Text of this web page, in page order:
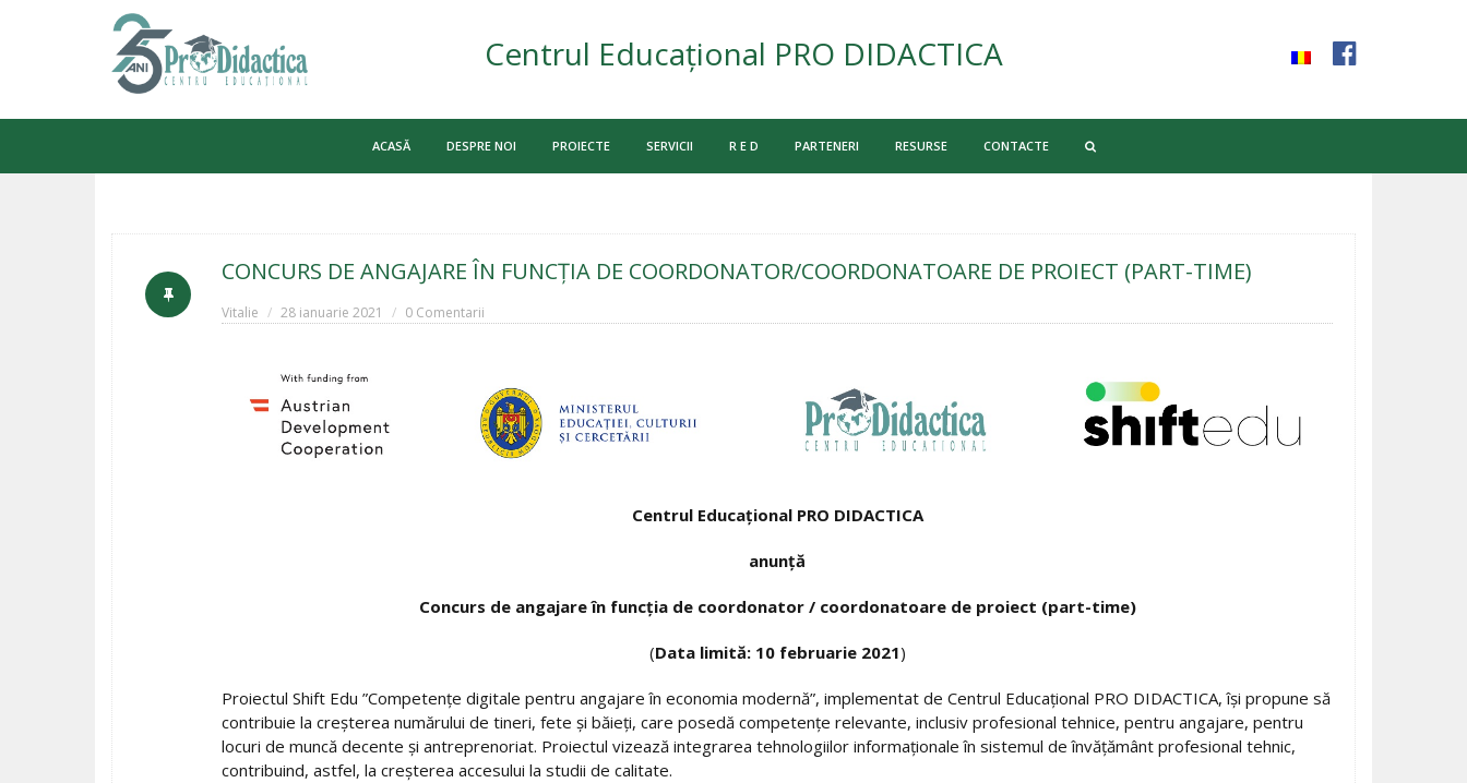
Centrul Educațional PRO DIDACTICA
ACASĂ DESPRE NOI PROIECTE SERVICII R E D PARTENERI RESURSE CONTACTE
CONCURS DE ANGAJARE ÎN FUNCȚIA DE COORDONATOR/COORDONATOARE DE PROIECT (PART-TIME)
Vitalie 28 ianuarie 2021 0 Comentarii
Centrul Educațional PRO DIDACTICA
anunță
Concurs de angajare în funcția de coordonator / coordonatoare de proiect (part-time)
(Data limită: 10februarie 2021)
Proiectul Shift Edu ”Competențe digitale pentru angajare în economia modernă”, implementat de Centrul Educațional PRO DIDACTICA, își propune să
contribuie la creșterea numărului de tineri, fete și băieți, care posedă competențe relevante, inclusiv profesional tehnice, pentru angajare, pentru
locuri de muncă decente și antreprenoriat. Proiectul vizează integrarea tehnologiilor informaționale în sistemul de învățământ profesional tehnic,
contribuind, astfel, la creșterea accesului la studii de calitate.